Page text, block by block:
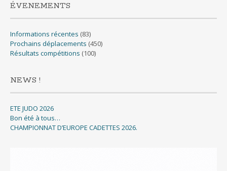
ÉVENEMENTS
Informations récentes (83)
Prochains déplacements (450)
Résultats compétitions (100)
NEWS !
ETE JUDO 2026
Bon été à tous…
CHAMPIONNAT D’EUROPE CADETTES 2026.